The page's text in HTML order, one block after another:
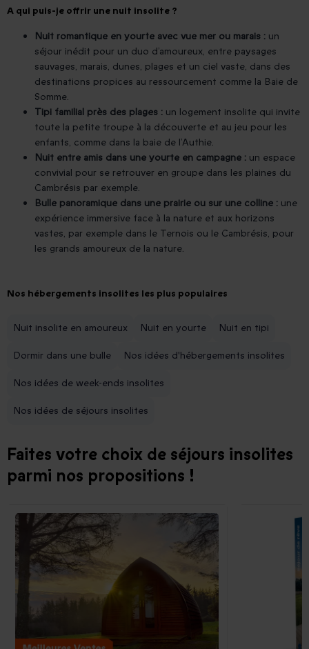
A qui puis-je offrir une nuit insolite ?
Nuit romantique en yourte avec vue mer ou marais : un
séjour inédit pour un duo d’amoureux, entre paysages
sauvages, marais, dunes, plages et un ciel vaste, dans des
destinations propices au ressourcement comme la Baie de
Somme.
Tipi familial près des plages : un logement insolite qui invite
toute la petite troupe à la découverte et au jeu pour les
enfants, comme dans la baie de l’Authie.
Nuit entre amis dans une yourte en campagne : un espace
convivial pour se retrouver en groupe dans les plaines du
Cambrésis par exemple.
Bulle panoramique dans une prairie ou sur une colline : une
expérience immersive face à la nature et aux horizons
vastes, par exemple dans le Ternois ou le Cambrésis, pour
les grands amoureux de la nature.
Nos hébergements insolites les plus populaires
Nuit insolite en amoureux Nuit en yourte Nuit en tipi
Dormir dans une bulle Nos idées d'hébergements insolites
Nos idées de week-ends insolites
Nos idées de séjours insolites
Faites votre choix de séjours insolites
parmi nos propositions !